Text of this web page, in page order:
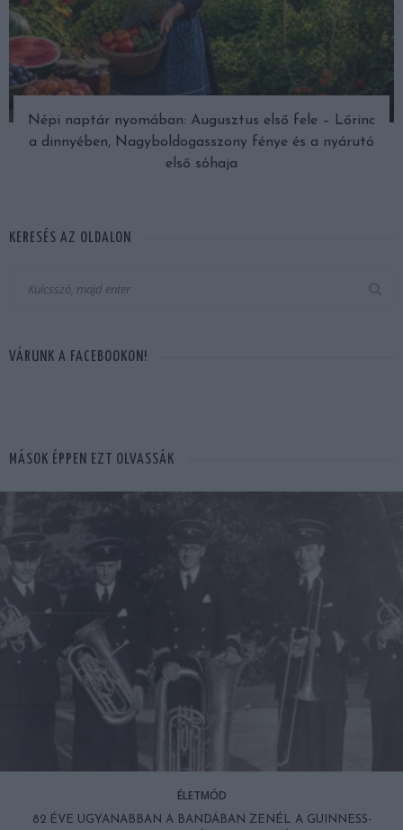
Népi naptár nyomában: Augusztus első fele – Lőrinc
a dinnyében, Nagyboldogasszony fénye és a nyárutó
első sóhaja
KERESÉS AZ OLDALON
VÁRUNK A FACEBOOKON!
MÁSOK ÉPPEN EZT OLVASSÁK
ÉLETMÓD
82 ÉVE UGYANABBAN A BANDÁBAN ZENÉL A GUINNESS-